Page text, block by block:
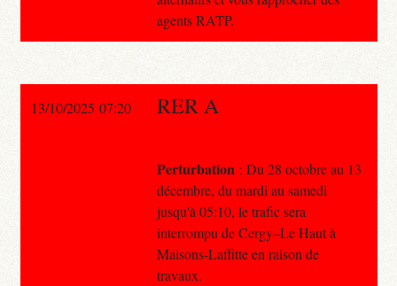
agents RATP.
13/10/2025 07:20 RER A
Perturbation : Du 28 octobre au 13
décembre, du mardi au samedi
jusqu'à 05:10, le trafic sera
interrompu de Cergy–Le Haut à
Maisons-Laffitte en raison de
travaux.